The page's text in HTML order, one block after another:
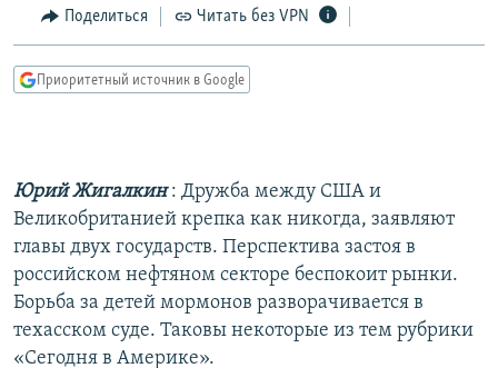
СИБИРЬ.РЕАЛИИ
РАСПИСАНИЕ ВЕЩАНИЯ
Все сайты РСЕ/РС
Поделиться Читать без VPN
Приоритетный источник в Google
Юрий Жигалкин: Дружба между США и
Великобританией крепка как никогда, заявляют
главы двух государств. Перспектива застоя в
российском нефтяном секторе беспокоит рынки.
Борьба за детей мормонов разворачивается в
техасском суде. Таковы некоторые из тем рубрики
«Сегодня в Америке».